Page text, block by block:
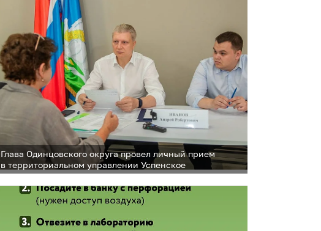
Глава Одинцовского округа провел личный прием
в территориальном управлении Успенское